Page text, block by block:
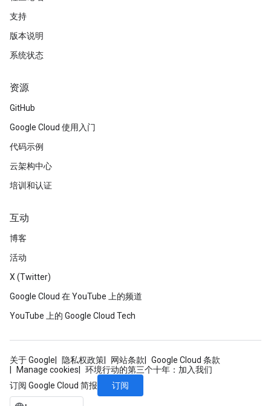
支持
版本说明
系统状态
资源
GitHub
Google Cloud 使用入门
代码示例
云架构中心
培训和认证
互动
博客
活动
X (Twitter)
Google Cloud 在 YouTube 上的频道
YouTube 上的 Google Cloud Tech
关于 Google 隐私权政策 网站条款
Google Cloud 条款
Manage cookies
环境行动的第三个十年：加入我们
订阅 Google Cloud 简报
订阅